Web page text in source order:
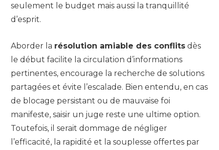
seulement le budget mais aussi la tranquillité
d’esprit.
Aborder la résolution amiable des conflits dès
le début facilite la circulation d’informations
pertinentes, encourage la recherche de solutions
partagées et évite l’escalade. Bien entendu, en cas
de blocage persistant ou de mauvaise foi
manifeste, saisir un juge reste une ultime option.
Toutefois, il serait dommage de négliger
l’efficacité, la rapidité et la souplesse offertes par